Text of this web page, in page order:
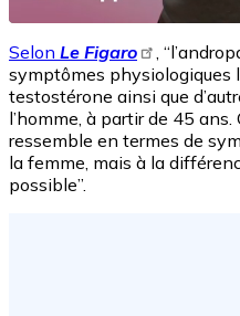
Selon Le Figaro
,
symptômes physiologiques
testostérone ainsi que
l’homme, à partir de 45
ressemble en termes de
la femme, mais à la
possible”.